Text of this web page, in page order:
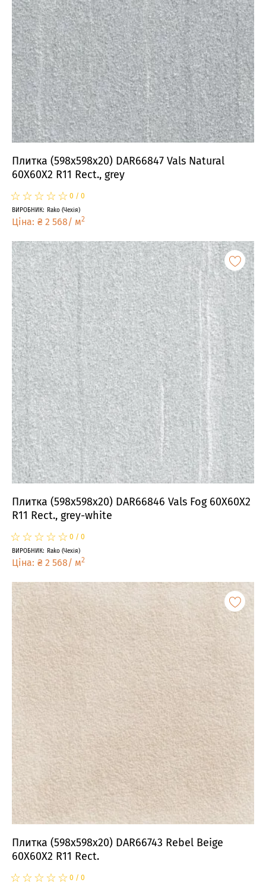
Плитка (598x598x20) DAR66847 Vals Natural
60X60X2 R11 Rect., grey
☆
★☆
★☆
★☆
★☆
★ 0 / 0
ВИРОБНИК: Rako (Чехія)
Ціна: ₴ 2 568/ м2
Плитка (598x598x20) DAR66846 Vals Fog 60X60X2
R11 Rect., grey-white
☆
★☆
★☆
★☆
★☆
★ 0 / 0
ВИРОБНИК: Rako (Чехія)
Ціна: ₴ 2 568/ м2
Плитка (598x598x20) DAR66743 Rebel Beige
60X60X2 R11 Rect.
☆
★☆
★☆
★☆
★☆
★ 0 / 0